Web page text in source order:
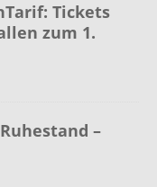
Tickets
zum 1.
–